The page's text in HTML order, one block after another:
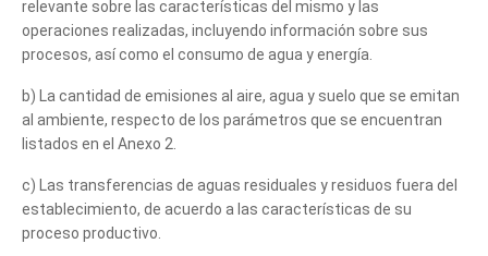
relevante sobre las características del mismo y las
operaciones realizadas, incluyendo información sobre sus
procesos, así como el consumo de agua y energía.
b) La cantidad de emisiones al aire, agua y suelo que se emitan
al ambiente, respecto de los parámetros que se encuentran
listados en el Anexo 2.
c) Las transferencias de aguas residuales y residuos fuera del
establecimiento, de acuerdo a las características de su
proceso productivo.